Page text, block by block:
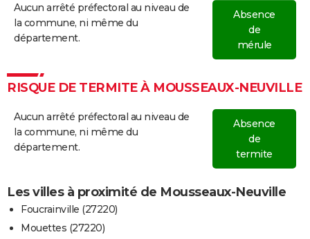
Aucun arrêté préfectoral au niveau de
la commune, ni même du
département.
Absence
de
mérule
RISQUE DE TERMITE À MOUSSEAUX-NEUVILLE
Aucun arrêté préfectoral au niveau de
la commune, ni même du
département.
Absence
de
termite
Les villes à proximité de Mousseaux-Neuville
Foucrainville (27220)
Mouettes (27220)